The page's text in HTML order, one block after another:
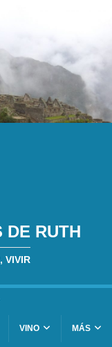
DE RUTH
VIVIR
VINO MÁS